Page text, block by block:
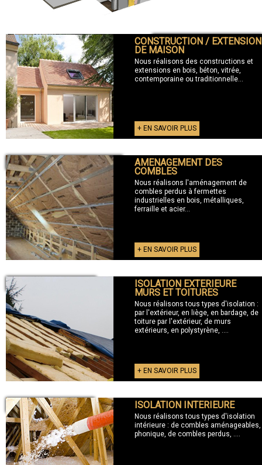
+ CONSTRUCTION / EXTENSION
CONSTRUCTION / EXTENSION
DE MAISON
Nous réalisons des constructions et
extensions en bois, béton, vitrée,
contemporaine ou traditionnelle...
+ EN SAVOIR PLUS
+ AMENAGEMENT DES COMBLES AMENAGEMENT DES
COMBLES
Nous réalisons l'aménagement de
combles perdus à fermettes
industrielles en bois, métalliques,
ferraille et acier...
+ EN SAVOIR PLUS
+ ISOLATION EXTERIEURE ISOLATION EXTERIEURE
MURS ET TOITURES
Nous réalisons tous types d'isolation :
par l'extérieur, en liège, en bardage, de
toiture par l'extérieur, de murs
extérieurs, en polystyrène, ....
+ EN SAVOIR PLUS
+ ISOLATION INTERIEURE ISOLATION INTERIEURE
Nous réalisons tous types d'isolation
intérieure : de combles aménageables,
phonique, de combles perdus, ....